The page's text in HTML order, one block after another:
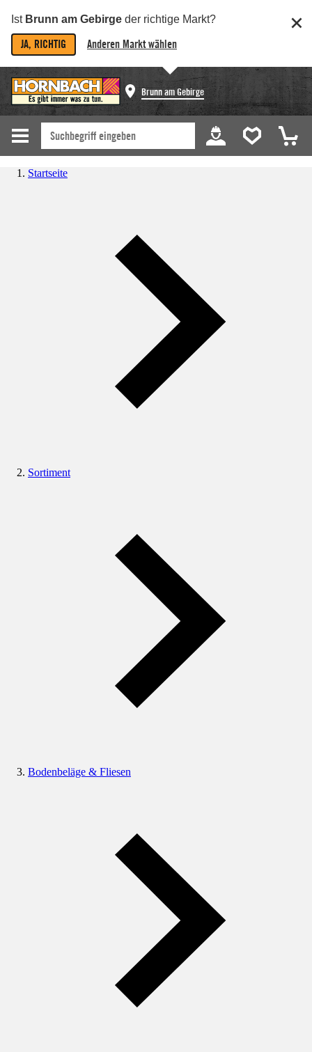
Ist Brunn am Gebirge der richtige Markt?
JA, RICHTIG Anderen Markt wählen
Brunn am Gebirge
Startseite
Sortiment
Bodenbeläge & Fliesen